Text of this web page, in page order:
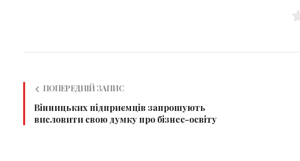
ПОПЕРЕДНІЙ ЗАПИС
Вінницьких підприємців запрошують
висловити свою думку про бізнес-освіту